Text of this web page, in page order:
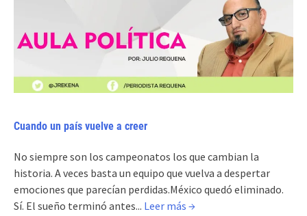
Cuando un país vuelve a creer
No siempre son los campeonatos los que cambian la
historia. A veces basta un equipo que vuelva a despertar
emociones que parecían perdidas.México quedó eliminado.
Sí. El sueño terminó antes... Leer más →